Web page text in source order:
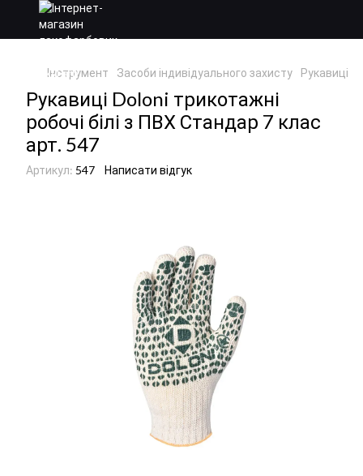
Інструмент Засоби індивідуального захисту Рукавиці
Рукавиці Doloni трикотажні
робочі білі з ПВХ Стандар 7 клас
арт. 547
Артикул: 547 Написати відгук